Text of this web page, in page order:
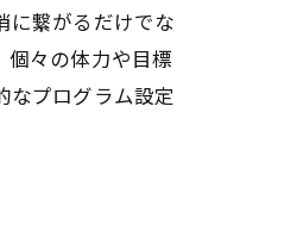
に繋がるだけでな
々の体力や目標
なプログラム設定